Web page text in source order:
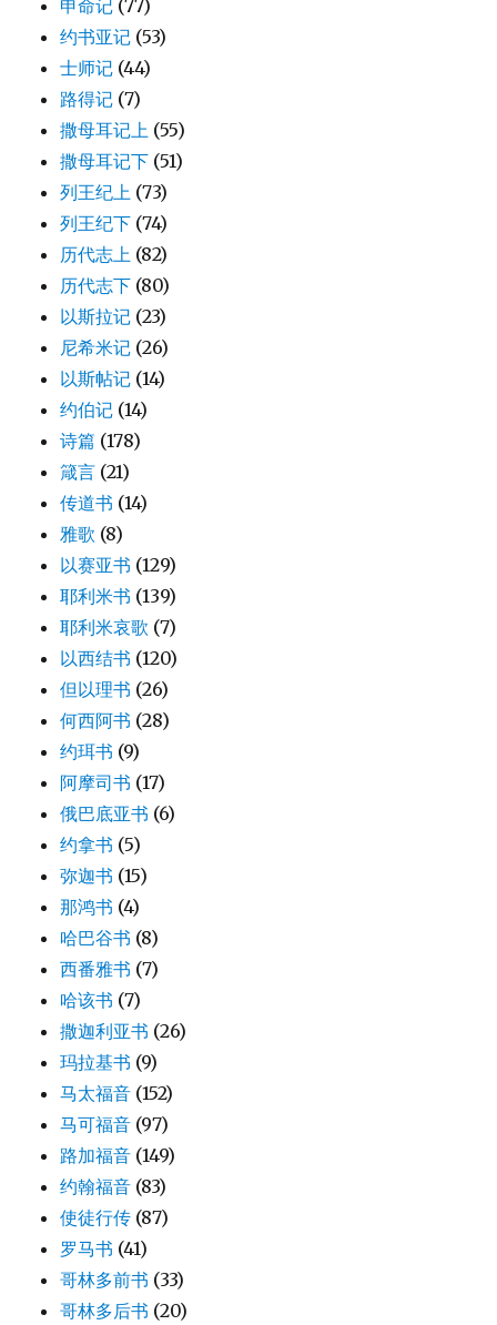
申命记 (77)
约书亚记 (53)
士师记 (44)
路得记 (7)
撒母耳记上 (55)
撒母耳记下 (51)
列王纪上 (73)
列王纪下 (74)
历代志上 (82)
历代志下 (80)
以斯拉记 (23)
尼希米记 (26)
以斯帖记 (14)
约伯记 (14)
诗篇 (178)
箴言 (21)
传道书 (14)
雅歌 (8)
以赛亚书 (129)
耶利米书 (139)
耶利米哀歌 (7)
以西结书 (120)
但以理书 (26)
何西阿书 (28)
约珥书 (9)
阿摩司书 (17)
俄巴底亚书 (6)
约拿书 (5)
弥迦书 (15)
那鸿书 (4)
哈巴谷书 (8)
西番雅书 (7)
哈该书 (7)
撒迦利亚书 (26)
玛拉基书 (9)
马太福音 (152)
马可福音 (97)
路加福音 (149)
约翰福音 (83)
使徒行传 (87)
罗马书 (41)
哥林多前书 (33)
哥林多后书 (20)